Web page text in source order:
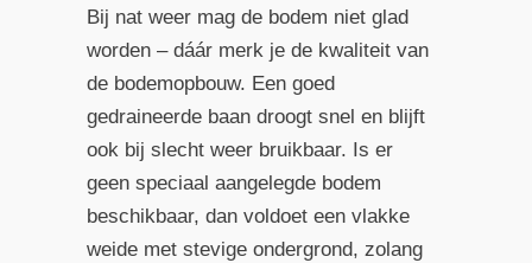
Bij nat weer mag de bodem niet glad
worden – dáár merk je de kwaliteit van
de bodemopbouw. Een goed
gedraineerde baan droogt snel en blijft
ook bij slecht weer bruikbaar. Is er
geen speciaal aangelegde bodem
beschikbaar, dan voldoet een vlakke
weide met stevige ondergrond, zolang